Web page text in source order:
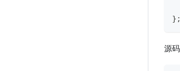
} ;
源码